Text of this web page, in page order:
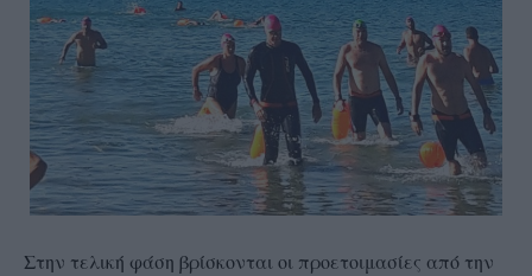
Στην τελική φάση βρίσκονται οι προετοιμασίες από την